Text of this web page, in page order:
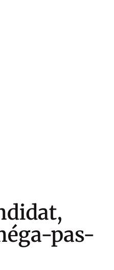
pas-